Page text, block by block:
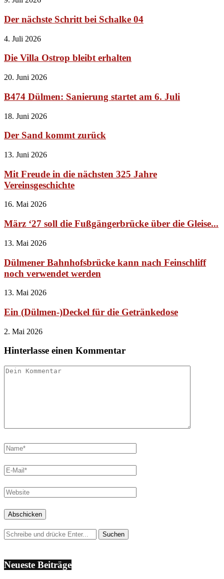
Der nächste Schritt bei Schalke 04
4. Juli 2026
Die Villa Ostrop bleibt erhalten
20. Juni 2026
B474 Dülmen: Sanierung startet am 6. Juli
18. Juni 2026
Der Sand kommt zurück
13. Juni 2026
Mit Freude in die nächsten 325 Jahre
Vereinsgeschichte
16. Mai 2026
März ‘27 soll die Fußgängerbrücke über die Gleise...
13. Mai 2026
Dülmener Bahnhofsbrücke kann nach Feinschliff
noch verwendet werden
13. Mai 2026
Ein (Dülmen-)Deckel für die Getränkedose
2. Mai 2026
Hinterlasse einen Kommentar
Neueste Beiträge